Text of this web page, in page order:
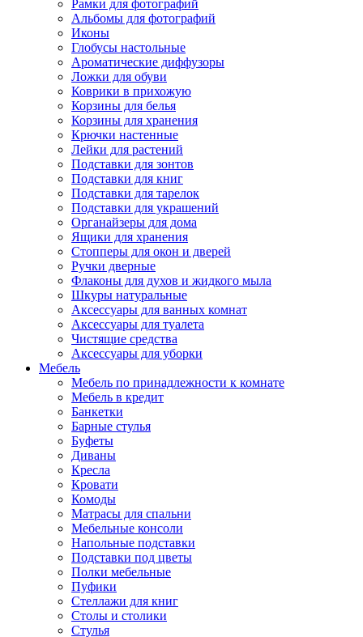
Рамки для фотографий
Альбомы для фотографий
Иконы
Глобусы настольные
Ароматические диффузоры
Ложки для обуви
Коврики в прихожую
Корзины для белья
Корзины для хранения
Крючки настенные
Лейки для растений
Подставки для зонтов
Подставки для книг
Подставки для тарелок
Подставки для украшений
Органайзеры для дома
Ящики для хранения
Стопперы для окон и дверей
Ручки дверные
Флаконы для духов и жидкого мыла
Шкуры натуральные
Аксессуары для ванных комнат
Аксессуары для туалета
Чистящие средства
Аксессуары для уборки
Мебель
Мебель по принадлежности к комнате
Мебель в кредит
Банкетки
Барные стулья
Буфеты
Диваны
Кресла
Кровати
Комоды
Матрасы для спальни
Мебельные консоли
Напольные подставки
Подставки под цветы
Полки мебельные
Пуфики
Стеллажи для книг
Столы и столики
Стулья